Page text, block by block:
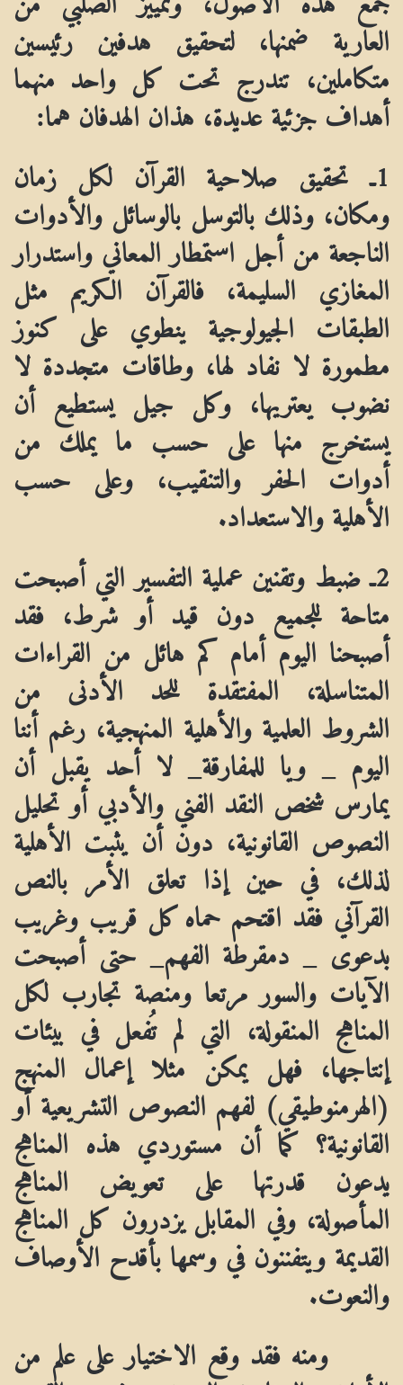
العارية ضمنها، لتحقيق هدفين رئيسين
متكاملين، تندرج تحت كل واحد منهما
أهداف جزئية عديدة، هذان الهدفان هما:
1ـ تحقيق صلاحية القرآن لكل زمان
ومكان، وذلك بالتوسل بالوسائل والأدوات
الناجعة من أجل استمطار المعاني واستدرار
المغازي السليمة، فالقرآن الكريم مثل
الطبقات الجيولوجية ينطوي على كنوز
مطمورة لا نفاد لها، وطاقات متجددة لا
نضوب يعتريها، وكل جيل يستطيع أن
يستخرج منها على حسب ما يملك من
أدوات الحفر والتنقيب، وعلى حسب
الأهلية والاستعداد.
2ـ ضبط وتقنين عملية التفسير التي أصبحت
متاحة للجميع دون قيد أو شرط، فقد
أصبحنا اليوم أمام كم هائل من القراءات
المتناسلة، المفتقدة للحد الأدنى من
الشروط العلمية والأهلية المنهجية، رغم أننا
اليوم _ ويا للمفارقة_ لا أحد يقبل أن
يمارس شخص النقد الفني والأدبي أو تحليل
النصوص القانونية، دون أن يثبت الأهلية
لذلك، في حين إذا تعلق الأمر بالنص
القرآني فقد اقتحم حماه كل قريب وغريب
بدعوى _ دمقرطة الفهم_ حتى أصبحت
الآيات والسور مرتعا ومنصة تجارب لكل
المناهج المنقولة، التي لم تُفعل في بيئات
إنتاجها، فهل يمكن مثلا إعمال المنهج
(الهرمنوطيقي) لفهم النصوص التشريعية أو
القانونية؟ كما أن مستوردي هذه المناهج
يدعون قدرتها على تعويض المناهج
المأصولة، وفي المقابل يزدرون كل المناهج
القديمة ويتفننون في وسمها بأقدح الأوصاف
والنعوت.
ومنه فقد وقع الاختيار على علم من